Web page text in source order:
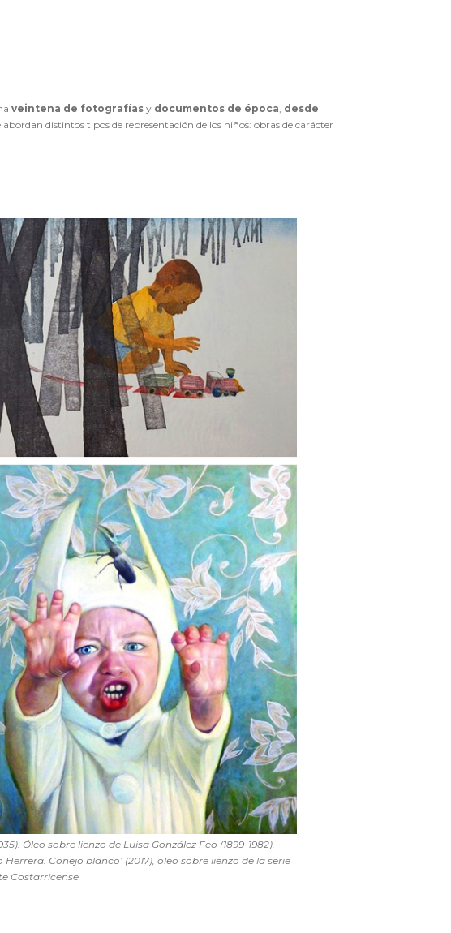
veintena de fotografías y documentos de época, desde
distintos tipos de representación de los niños: obras de carácter
Óleo sobre lienzo de Luisa González Feo (1899-1982).
Conejo blanco’ (2017), óleo sobre lienzo de la serie
Costarricense